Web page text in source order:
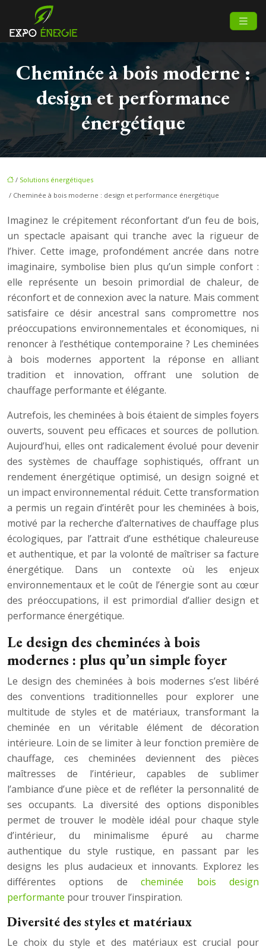
Cheminée à bois moderne :
design et performance
énergétique
/ Solutions énergétiques
/ Cheminée à bois moderne : design et performance énergétique
Imaginez le crépitement réconfortant d’un feu de bois,
un spectacle apaisant qui tranche avec la rigueur de
l’hiver. Cette image, profondément ancrée dans notre
imaginaire, symbolise bien plus qu’un simple confort :
elle représente un besoin primordial de chaleur, de
réconfort et de connexion avec la nature. Mais comment
satisfaire ce désir ancestral sans compromettre nos
préoccupations environnementales et économiques, ni
renoncer à l’esthétique contemporaine ? Les cheminées
à bois modernes apportent la réponse en alliant
tradition et innovation, offrant une solution de
chauffage performante et élégante.
Autrefois, les cheminées à bois étaient de simples foyers
ouverts, souvent peu efficaces et sources de pollution.
Aujourd’hui, elles ont radicalement évolué pour devenir
des systèmes de chauffage sophistiqués, offrant un
rendement énergétique optimisé, un design soigné et
un impact environnemental réduit. Cette transformation
a permis un regain d’intérêt pour les cheminées à bois,
motivé par la recherche d’alternatives de chauffage plus
écologiques, par l’attrait d’une esthétique chaleureuse
et authentique, et par la volonté de maîtriser sa facture
énergétique. Dans un contexte où les enjeux
environnementaux et le coût de l’énergie sont au cœur
des préoccupations, il est primordial d’allier design et
performance énergétique.
Le design des cheminées à bois
modernes : plus qu’un simple foyer
Le design des cheminées à bois modernes s’est libéré
des conventions traditionnelles pour explorer une
multitude de styles et de matériaux, transformant la
cheminée en un véritable élément de décoration
intérieure. Loin de se limiter à leur fonction première de
chauffage, ces cheminées deviennent des pièces
maîtresses de l’intérieur, capables de sublimer
l’ambiance d’une pièce et de refléter la personnalité de
ses occupants. La diversité des options disponibles
permet de trouver le modèle idéal pour chaque style
d’intérieur, du minimalisme épuré au charme
authentique du style rustique, en passant par les
designs les plus audacieux et innovants. Explorez les
différentes options decheminée bois design
performante pour trouver l’inspiration.
Diversité des styles et matériaux
Le choix du style et des matériaux est crucial pour